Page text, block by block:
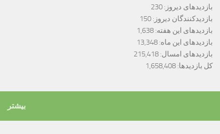
بازدیدهای دیروز: 230
بازدیدکنندگان دیروز: 150
بازدیدهای این هفته: 1,638
بازدیدهای این ماه: 13,348
بازدیدهای امسال: 215,418
کل بازدیدها: 1,658,408
بیشتر